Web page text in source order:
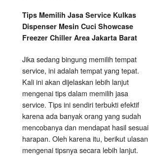
Tips Memilih Jasa Service Kulkas
Dispenser Mesin Cuci Showcase
Freezer Chiller Area Jakarta Barat
Jika sedang bingung memilih tempat
service, ini adalah tempat yang tepat.
Kali ini akan dijelaskan lebih lanjut
mengenai tips dalam memilih jasa
service. Tips ini sendiri terbukti efektif
karena ada banyak orang yang sudah
mencobanya dan mendapat hasil sesuai
harapan. Oleh karena itu, berikut ulasan
mengenai tipsnya secara lebih lanjut.